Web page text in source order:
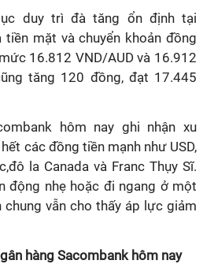
duy trì đà tăng ổn định tại
tiền mặt và chuyển khoản đồng
16.812 VND/AUD và 16.912
tăng 120 đồng, đạt 17.445
hôm nay ghi nhận xu
các đồng tiền mạnh như USD,
la Canada và Franc Thụy Sĩ.
động nhẹ hoặc đi ngang ở một
vẫn cho thấy áp lực giảm
hàng Sacombank hôm nay